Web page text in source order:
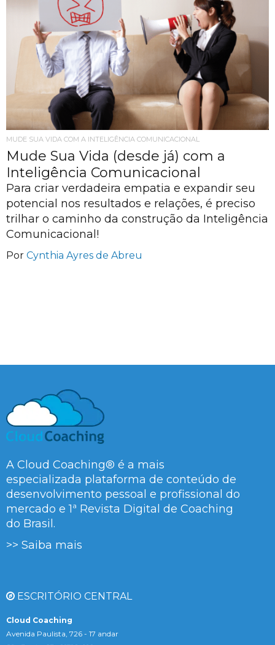
MUDE SUA VIDA COM A INTELIGÊNCIA COMUNICACIONAL
Mude Sua Vida (desde já) com a
Inteligência Comunicacional
Para criar verdadeira empatia e expandir seu
potencial nos resultados e relações, é preciso
trilhar o caminho da construção da Inteligência
Comunicacional!
Por Cynthia Ayres de Abreu
A Cloud Coaching® é a mais
especializada plataforma de conteúdo de
desenvolvimento pessoal e profissional do
mercado e 1ª Revista Digital de Coaching
do Brasil.
>> Saiba mais
ESCRITÓRIO CENTRAL
Cloud Coaching
Avenida Paulista, 726 - 17 andar